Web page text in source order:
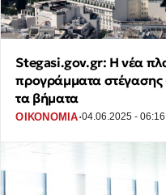
Stegasi.gov.gr: Η νέα
προγράμματα στέγασης
τα βήματα
ΟΙΚΟΝΟΜΙΑ·04.06.2025 - 06:16